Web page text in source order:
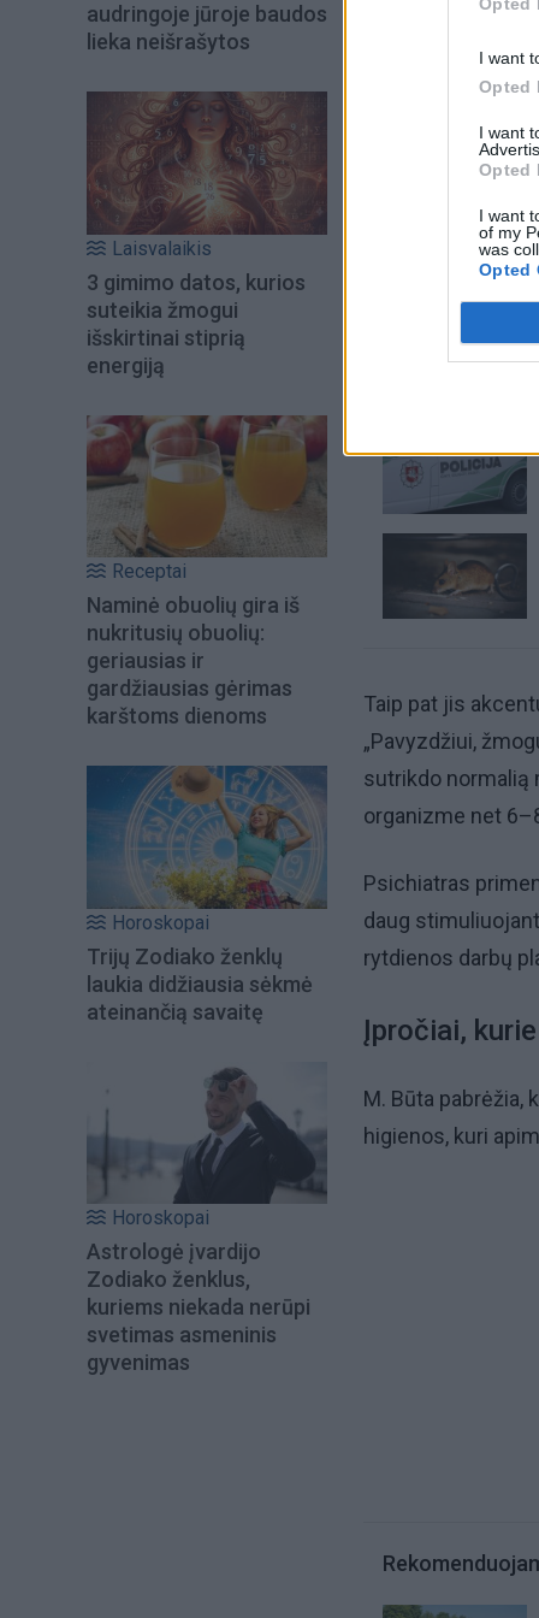
I want
Opted
I want
Opted
I want
of my
was
Opted
audringoje jūroje baudos
lieka neišrašytos
Laisvalaikis
3 gimimo datos, kurios
suteikia žmogui
išskirtinai stiprią
energiją
Receptai
Naminė obuolių gira iš
nukritusių obuolių:
geriausias ir
gardžiausias gėrimas
karštoms dienoms
Horoskopai
Trijų Zodiako ženklų
laukia didžiausia sėkmė
ateinančią savaitę
Horoskopai
Astrologė įvardijo
Zodiako ženklus,
kuriems niekada nerūpi
svetimas asmeninis
gyvenimas
Taip pat jis
„Pavyzdžiui,
sutrikdo normalią
organizme net
Psichiatras
daug
rytdienos darbų
Įpročiai,
M. Būta pabrėžia,
higienos, kuri